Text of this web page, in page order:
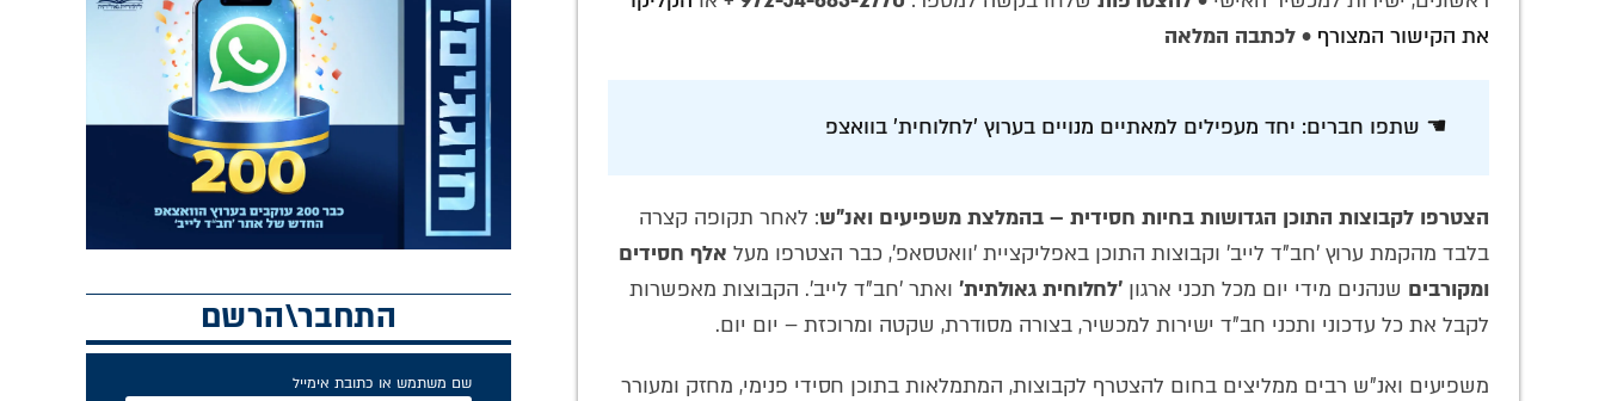
את הקישור המצורף • לכתבה המלאה
☚ שתפו חברים: יחד מעפילים למאתיים מנויים בערוץ 'לחלוחית' בוואצפ
הצטרפו לקבוצות התוכן הגדושות בחיות חסידית – בהמלצת משפיעים ואנ"ש: לאחר תקופה קצרה
בלבד מהקמת ערוץ 'חב"ד לייב' וקבוצות התוכן באפליקציית 'וואטסאפ', כבר הצטרפו מעל אלף חסידים
ומקורבים שנהנים מידי יום מכל תכני ארגון 'לחלוחית גאולתית' ואתר 'חב"ד לייב'. הקבוצות מאפשרות
לקבל את כל עדכוני ותכני חב"ד ישירות למכשיר, בצורה מסודרת, שקטה ומרוכזת – יום יום.
משפיעים ואנ"ש רבים ממליצים בחום להצטרף לקבוצות, המתמלאות בתוכן חסידי פנימי, מחזק ומעורר
התחבר\הרשם
שם משתמש או כתובת אימייל